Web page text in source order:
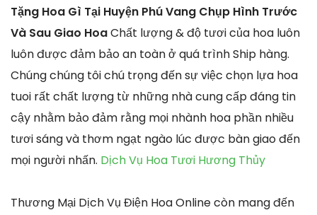
Tặng Hoa Gì Tại Huyện Phú Vang Chụp Hình Trước
Và Sau Giao HoaChất lượng & độ tươi của hoa luôn
luôn được đảm bảo an toàn ở quá trình Ship hàng.
Chúng chúng tôi chú trọng đến sự việc chọn lựa hoa
tuoi rất chất lượng từ những nhà cung cấp đáng tin
cậy nhằm bảo đảm rằng mọi nhành hoa phần nhiều
tươi sáng và thơm ngạt ngào lúc được bàn giao đến
mọi người nhấn. Dịch Vụ Hoa Tươi Hương Thủy
Thương Mại Dịch Vụ Điện Hoa Online còn mang đến